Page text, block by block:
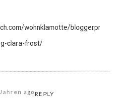
wohnklamotte/bloggerprofil-
clara-frost/
agoREPLY